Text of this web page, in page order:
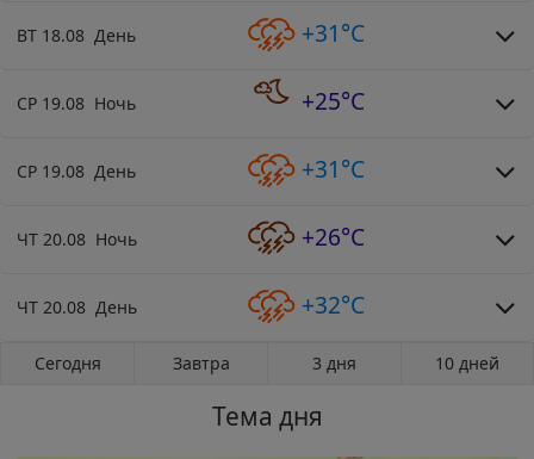
ВТ 18.08 День +31°C
СР 19.08 Ночь +25°C
СР 19.08 День +31°C
ЧТ 20.08 Ночь +26°C
ЧТ 20.08 День +32°C
Сегодня Завтра 3 дня 10 дней
Тема дня